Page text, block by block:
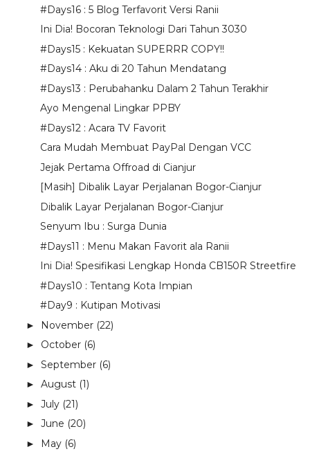
#Days16 : 5 Blog Terfavorit Versi Ranii
Ini Dia! Bocoran Teknologi Dari Tahun 3030
#Days15 : Kekuatan SUPERRR COPY!!
#Days14 : Aku di 20 Tahun Mendatang
#Days13 : Perubahanku Dalam 2 Tahun Terakhir
Ayo Mengenal Lingkar PPBY
#Days12 : Acara TV Favorit
Cara Mudah Membuat PayPal Dengan VCC
Jejak Pertama Offroad di Cianjur
[Masih] Dibalik Layar Perjalanan Bogor-Cianjur
Dibalik Layar Perjalanan Bogor-Cianjur
Senyum Ibu : Surga Dunia
#Days11 : Menu Makan Favorit ala Ranii
Ini Dia! Spesifikasi Lengkap Honda CB150R Streetfire
#Days10 : Tentang Kota Impian
#Day9 : Kutipan Motivasi
► November (22)
► October (6)
► September (6)
► August (1)
► July (21)
► June (20)
► May (6)